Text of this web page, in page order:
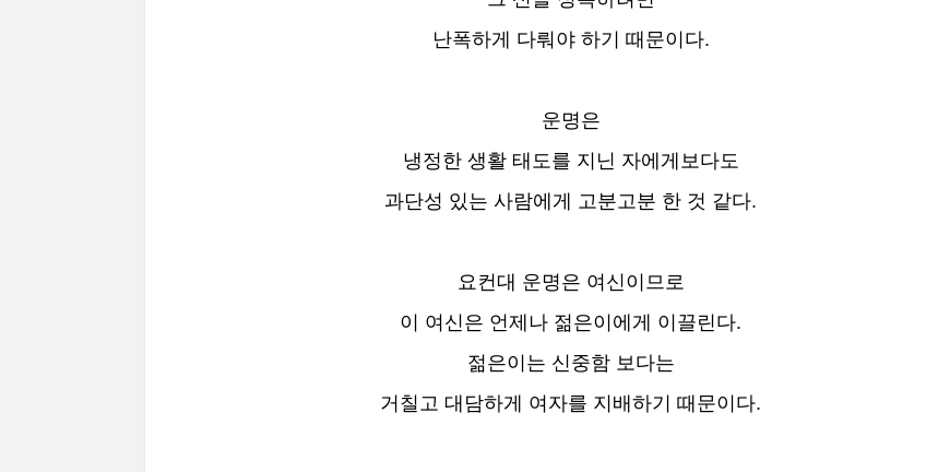
난폭하게 다뤄야 하기 때문이다.
운명은
냉정한 생활 태도를 지닌 자에게보다도
과단성 있는 사람에게 고분고분 한 것 같다.
요컨대 운명은 여신이므로
이 여신은 언제나 젊은이에게 이끌린다.
젊은이는 신중함 보다는
거칠고 대담하게 여자를 지배하기 때문이다.